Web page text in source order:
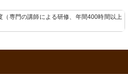
（専門の講師による研修、年間400時間以上